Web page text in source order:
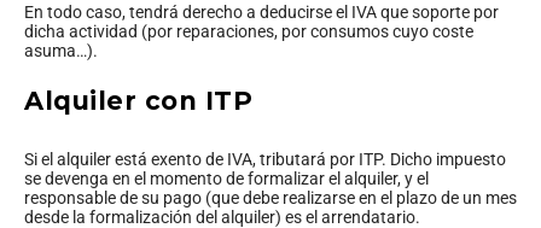
En todo caso, tendrá derecho a deducirse el IVA que soporte por
dicha actividad (por reparaciones, por consumos cuyo coste
asuma…).
Alquiler con ITP
Si el alquiler está exento de IVA, tributará por ITP. Dicho impuesto
se devenga en el momento de formalizar el alquiler, y el
responsable de su pago (que debe realizarse en el plazo de un mes
desde la formalización del alquiler) es el arrendatario.